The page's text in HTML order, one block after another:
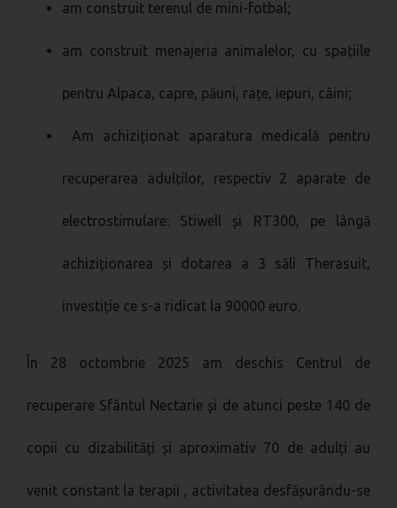
am construit terenul de mini-fotbal;
am construit menajeria animalelor, cu spațiile
pentru Alpaca, capre, păuni, rațe, iepuri, câini;
Am achiziționat aparatura medicală pentru
recuperarea adulților, respectiv 2 aparate de
electrostimulare: Stiwell și RT300, pe lângă
achiziționarea și dotarea a 3 săli Therasuit,
investiție ce s-a ridicat la 90000 euro.
În 28 octombrie 2025 am deschis Centrul de
recuperare Sfântul Nectarie și de atunci peste 140 de
copii cu dizabilități și aproximativ 70 de adulți au
venit constant la terapii , activitatea desfășurându-se